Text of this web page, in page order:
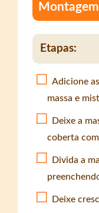
Etapas:
Adicione
massa e
Deixe a
coberta
Divida a
Deixe